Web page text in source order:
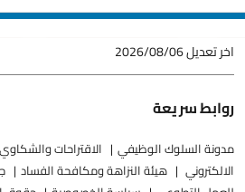
اخر تعديل2026/08/06
روابط سريعة
مدونة السلوك الوظيفي الاقتراحات والشكاوي
الالكتروني
هيئة النزاهة ومكافحة الفساد